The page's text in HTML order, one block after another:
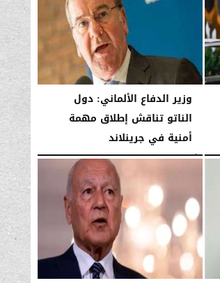
وزير الدفاع الألماني: دول
الناتو تناقش إطلاق مهمة
أمنية في جرينلاند
الأربعاء، 14 يناير 2026 03:52 صـ